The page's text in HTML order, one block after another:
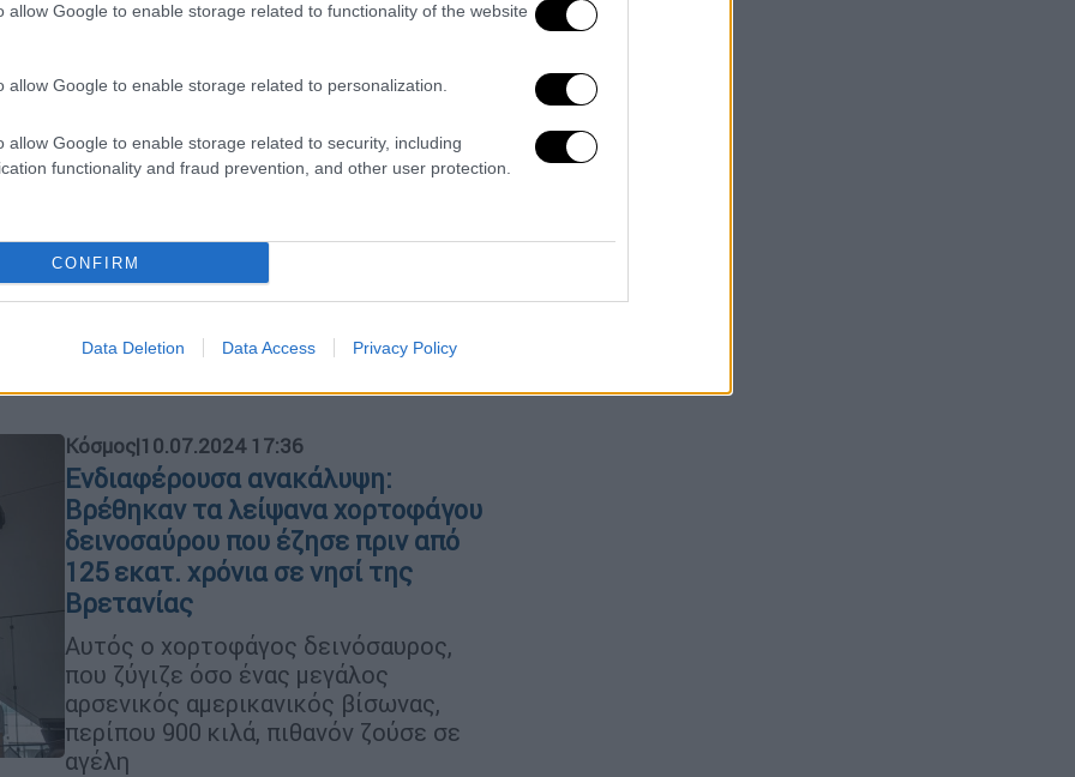
allow Google to enable storage related to functionality of the website
allow Google to enable storage related to personalization.
allow Google to enable storage related to security, including
functionality and fraud prevention, and other user protection.
CONFIRM
Data Deletion Data Access Privacy Policy
«Ήθελα και δεν ήθελα να μάθω»:
serial killer παίρνουν απαντήσεις
χιλιάδες ανθρώπινα κόκαλα και
θραύσματα οστών εντοπίστηκαν στη
Σε ποιους ανήκαν τα μακάβρια
Κόσμος|10.07.2024 17:36
Ενδιαφέρουσα ανακάλυψη:
Βρέθηκαν τα λείψανα χορτοφάγου
δεινοσαύρου που έζησε πριν από
125 εκατ. χρόνια σε νησί της
Βρετανίας
Αυτός ο χορτοφάγος δεινόσαυρος,
που ζύγιζε όσο ένας μεγάλος
αρσενικός αμερικανικός βίσωνας,
περίπου 900 κιλά, πιθανόν ζούσε σε
αγέλη